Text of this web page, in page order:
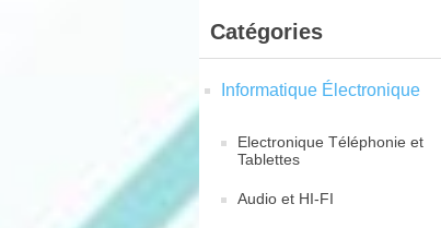
Catégories
Informatique Électronique
Electronique Téléphonie et
Tablettes
Audio et HI-FI